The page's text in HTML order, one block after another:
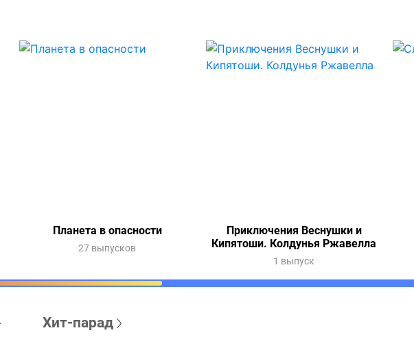
Планета в опасности
27 выпусков
Приключения Веснушки и
Кипятоши. Колдунья Ржавелла
1 выпуск
Хит-парад